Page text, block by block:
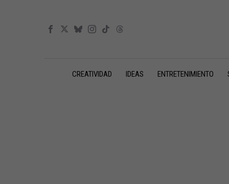
CREATIVIDAD IDEAS ENTRETENIMIENTO